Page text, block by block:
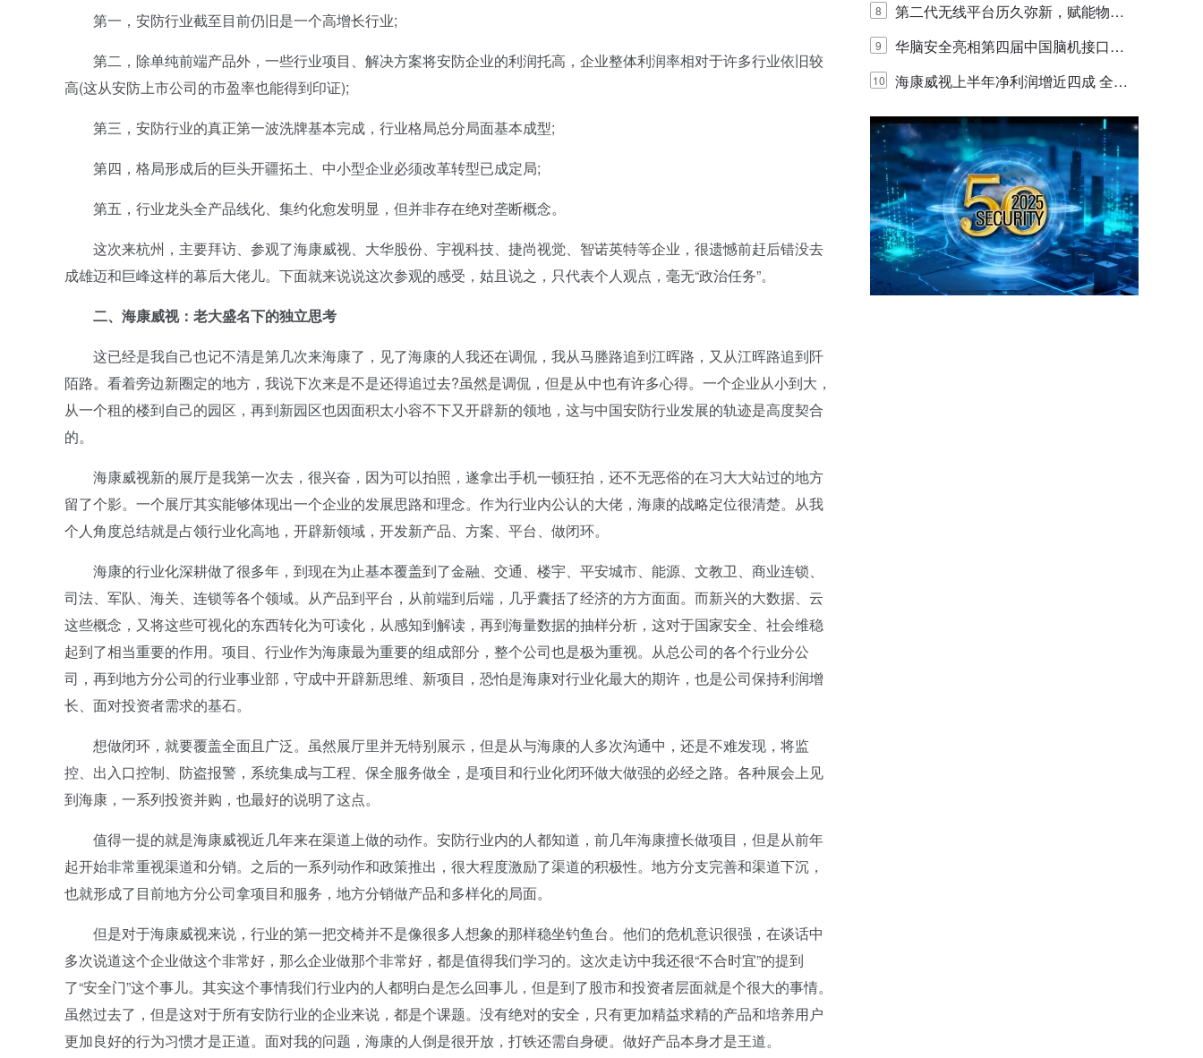
第一，安防行业截至目前仍旧是一个高增长行业;
第二，除单纯前端产品外，一些行业项目、解决方案将安防企业的利润托高，企业整体利润率相对于许多行业依旧较
高(这从安防上市公司的市盈率也能得到印证);
第三，安防行业的真正第一波洗牌基本完成，行业格局总分局面基本成型;
第四，格局形成后的巨头开疆拓土、中小型企业必须改革转型已成定局;
第五，行业龙头全产品线化、集约化愈发明显，但并非存在绝对垄断概念。
这次来杭州，主要拜访、参观了海康威视、大华股份、宇视科技、捷尚视觉、智诺英特等企业，很遗憾前赶后错没去
成雄迈和巨峰这样的幕后大佬儿。下面就来说说这次参观的感受，姑且说之，只代表个人观点，毫无“政治任务”。
二、海康威视：老大盛名下的独立思考
这已经是我自己也记不清是第几次来海康了，见了海康的人我还在调侃，我从马塍路追到江晖路，又从江晖路追到阡
陌路。看着旁边新圈定的地方，我说下次来是不是还得追过去?虽然是调侃，但是从中也有许多心得。一个企业从小到大，
从一个租的楼到自己的园区，再到新园区也因面积太小容不下又开辟新的领地，这与中国安防行业发展的轨迹是高度契合
的。
海康威视新的展厅是我第一次去，很兴奋，因为可以拍照，遂拿出手机一顿狂拍，还不无恶俗的在习大大站过的地方
留了个影。一个展厅其实能够体现出一个企业的发展思路和理念。作为行业内公认的大佬，海康的战略定位很清楚。从我
个人角度总结就是占领行业化高地，开辟新领域，开发新产品、方案、平台、做闭环。
海康的行业化深耕做了很多年，到现在为止基本覆盖到了金融、交通、楼宇、平安城市、能源、文教卫、商业连锁、
司法、军队、海关、连锁等各个领域。从产品到平台，从前端到后端，几乎囊括了经济的方方面面。而新兴的大数据、云
这些概念，又将这些可视化的东西转化为可读化，从感知到解读，再到海量数据的抽样分析，这对于国家安全、社会维稳
起到了相当重要的作用。项目、行业作为海康最为重要的组成部分，整个公司也是极为重视。从总公司的各个行业分公
司，再到地方分公司的行业事业部，守成中开辟新思维、新项目，恐怕是海康对行业化最大的期许，也是公司保持利润增
长、面对投资者需求的基石。
想做闭环，就要覆盖全面且广泛。虽然展厅里并无特别展示，但是从与海康的人多次沟通中，还是不难发现，将监
控、出入口控制、防盗报警，系统集成与工程、保全服务做全，是项目和行业化闭环做大做强的必经之路。各种展会上见
到海康，一系列投资并购，也最好的说明了这点。
值得一提的就是海康威视近几年来在渠道上做的动作。安防行业内的人都知道，前几年海康擅长做项目，但是从前年
起开始非常重视渠道和分销。之后的一系列动作和政策推出，很大程度激励了渠道的积极性。地方分支完善和渠道下沉，
也就形成了目前地方分公司拿项目和服务，地方分销做产品和多样化的局面。
但是对于海康威视来说，行业的第一把交椅并不是像很多人想象的那样稳坐钓鱼台。他们的危机意识很强，在谈话中
多次说道这个企业做这个非常好，那么企业做那个非常好，都是值得我们学习的。这次走访中我还很“不合时宜”的提到
了“安全门”这个事儿。其实这个事情我们行业内的人都明白是怎么回事儿，但是到了股市和投资者层面就是个很大的事情。
虽然过去了，但是这对于所有安防行业的企业来说，都是个课题。没有绝对的安全，只有更加精益求精的产品和培养用户
更加良好的行为习惯才是正道。面对我的问题，海康的人倒是很开放，打铁还需自身硬。做好产品本身才是王道。
体验
代的认知中枢
8
第二代无线平台历久弥新，赋能物联
网创新迭代
9
华脑安全亮相第四届中国脑机接口大
赛 工业安全脑机接口技术赢行业顶级
专家关注
10
海康威视上半年净利润增近四成 全年
营收有望破千亿